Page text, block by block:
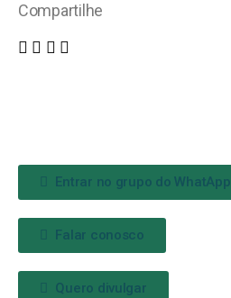
Compartilhe
Entrar no grupo do WhatApp
Falar conosco
Quero divulgar